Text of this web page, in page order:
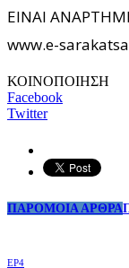
ΕΙΝΑΙ
www.e-
ΚΟΙΝΟΠΟΙΗΣΗ
Facebook
Twitter
ΠΑΡΟΜΟΙΑ ΑΡΘΡΑ
EP4